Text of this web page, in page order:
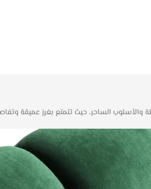
والأسلوب الساحر، حيث تتمتع بغرز عميقة